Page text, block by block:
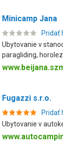
Minicamp Jana
Pridať
Ubytovanie v
paragliding,
Fugazzi s.r.o.
Pridať
Ubytovanie v